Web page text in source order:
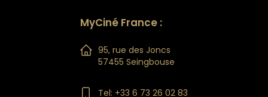
MyCiné France :
95, rue des Joncs
57455 Seingbouse
Tel: +33 6 73 26 02 83